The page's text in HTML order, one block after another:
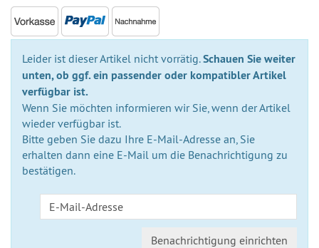
Leider ist dieser Artikel nicht vorrätig.Schauen Sie weiter
unten, ob ggf. ein passender oder kompatibler Artikel
verfügbar ist.
Wenn Sie möchten informieren wir Sie, wenn der Artikel
wieder verfügbar ist.
Bitte geben Sie dazu Ihre E-Mail-Adresse an, Sie
erhalten dann eine E-Mail um die Benachrichtigung zu
bestätigen.
Benachrichtigung einrichten